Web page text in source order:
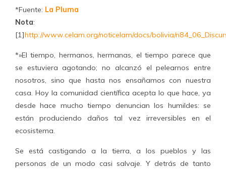
*Fuente: La Pluma
Nota:
[1]http://www.celam.org/noticelam/docs/bolivia/
*»El tiempo, hermanos, hermanas, el tiempo parece que
se estuviera agotando; no alcanzó el pelearnos entre
nosotros, sino que hasta nos ensañamos con nuestra
casa. Hoy la comunidad científica acepta lo que hace, ya
desde hace mucho tiempo denuncian los humildes: se
están produciendo daños tal vez irreversibles en el
ecosistema.
Se está castigando a la tierra, a los pueblos y las
personas de un modo casi salvaje. Y detrás de tanto